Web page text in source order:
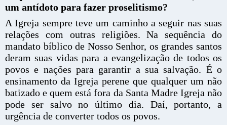
um antídoto para fazer proselitismo?
A Igreja sempre teve um caminho a seguir nas suas
relações com outras religiões. Na sequência do
mandato bíblico de Nosso Senhor, os grandes santos
deram suas vidas para a evangelização de todos os
povos e nações para garantir a sua salvação. É o
ensinamento da Igreja perene que qualquer um não
batizado e quem está fora da Santa Madre Igreja não
pode ser salvo no último dia. Daí, portanto, a
urgência de converter todos os povos.